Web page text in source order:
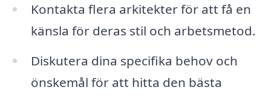
Kontakta flera arkitekter för att få en
känsla för deras stil och arbetsmetod.
Diskutera dina specifika behov och
önskemål för att hitta den bästa